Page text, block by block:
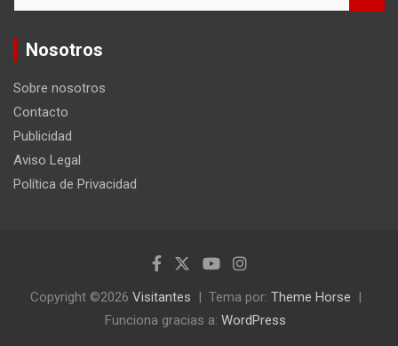
c
Nosotros
Sobre nosotros
Contacto
Publicidad
Aviso Legal
Política de Privacidad
Copyright ©2026 Visitantes Tema por: Theme Horse
Funciona gracias a: WordPress